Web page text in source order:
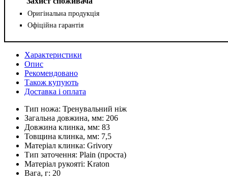
Оригінальна продукція
Офіційна гарантія
Характеристики
Опис
Рекомендовано
Також купують
Доставка і оплата
Тип ножа: Тренувальний ніж
Загальна довжина, мм: 206
Довжина клинка, мм: 83
Товщина клинка, мм: 7,5
Матеріал клинка: Grivory
Тип заточення: Plain (проста)
Матеріал рукояті: Kraton
Вага, г: 20